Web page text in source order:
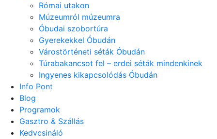
Római utakon
Múzeumról múzeumra
Óbudai szobortúra
Gyerekekkel Óbudán
Várostörténeti séták Óbudán
Túrabakancsot fel – erdei séták mindenkinek
Ingyenes kikapcsolódás Óbudán
Info Pont
Blog
Programok
Gasztro & Szállás
Kedvcsináló